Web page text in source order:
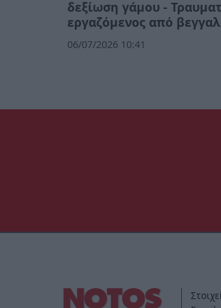
δεξίωση γάμου -
εργαζόμενος από
06/07/2026 10:41